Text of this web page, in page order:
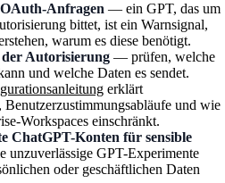
OAuth-Anfragen— ein GPT, das um
bittet, ist ein Warnsignal,
warum es diese benötigt.
Autorisierung— prüfen, welche
und welche Daten es sendet.
erklärt
und wie
Workspaces einschränkt.
ChatGPT-Konten für sensible
GPT-Experimente
oder geschäftlichen Daten